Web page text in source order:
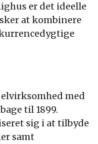
er det ideelle
at kombinere
med
til 1899.
sig i at tilbyde
samt